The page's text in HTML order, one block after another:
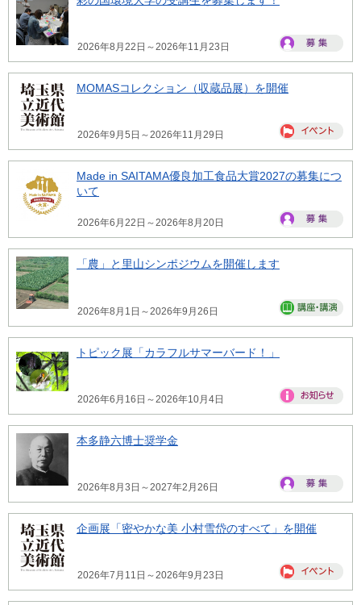
2026年8月22日～2026年11月23日
MOMASコレクション（収蔵品展）を開催
2026年9月5日～2026年11月29日
Made in SAITAMA優良加工食品大賞2027の募集につ
いて
2026年6月22日～2026年8月20日
「農」と里山シンポジウムを開催します
2026年8月1日～2026年9月26日
トピック展「カラフルサマーバード！」
2026年6月16日～2026年10月4日
本多静六博士奨学金
2026年8月3日～2027年2月26日
企画展「密やかな美 小村雪岱のすべて」を開催
2026年7月11日～2026年9月23日